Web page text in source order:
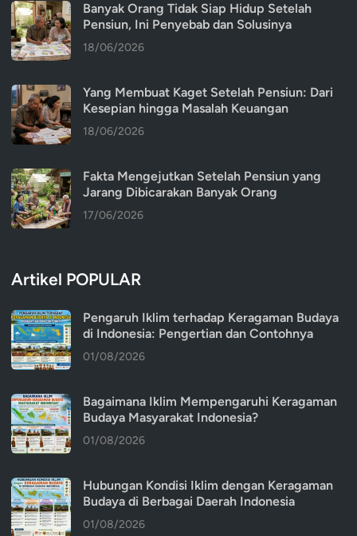
Banyak Orang Tidak Siap Hidup Setelah
Pensiun, Ini Penyebab dan Solusinya
18/06/2026
Yang Membuat Kaget Setelah Pensiun: Dari
Kesepian hingga Masalah Keuangan
18/06/2026
Fakta Mengejutkan Setelah Pensiun yang
Jarang Dibicarakan Banyak Orang
17/06/2026
Artikel POPULAR
Pengaruh Iklim terhadap Keragaman Budaya
di Indonesia: Pengertian dan Contohnya
01/08/2026
Bagaimana Iklim Mempengaruhi Keragaman
Budaya Masyarakat Indonesia?
01/08/2026
Hubungan Kondisi Iklim dengan Keragaman
Budaya di Berbagai Daerah Indonesia
01/08/2026